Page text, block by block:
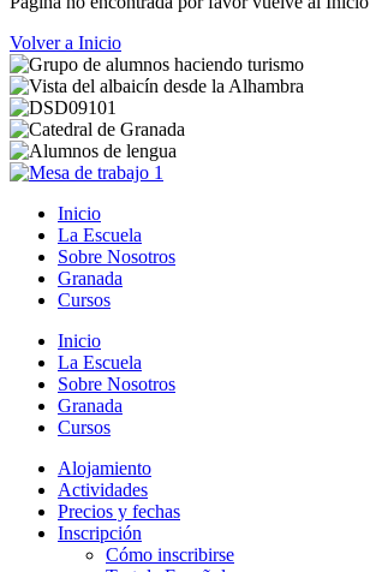
Volver a Inicio
Inicio
La Escuela
Sobre Nosotros
Granada
Cursos
Inicio
La Escuela
Sobre Nosotros
Granada
Cursos
Alojamiento
Actividades
Precios y fechas
Inscripción
Cómo inscribirse